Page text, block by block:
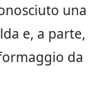
una
e, a parte,
da